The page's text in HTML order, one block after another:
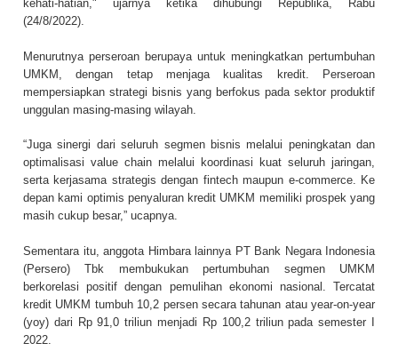
kehati-hatian," ujarnya ketika dihubungi Republika, Rabu
(24/8/2022).
Menurutnya perseroan berupaya untuk meningkatkan pertumbuhan
UMKM, dengan tetap menjaga kualitas kredit. Perseroan
mempersiapkan strategi bisnis yang berfokus pada sektor produktif
unggulan masing-masing wilayah.
“Juga sinergi dari seluruh segmen bisnis melalui peningkatan dan
optimalisasi value chain melalui koordinasi kuat seluruh jaringan,
serta kerjasama strategis dengan fintech maupun e-commerce. Ke
depan kami optimis penyaluran kredit UMKM memiliki prospek yang
masih cukup besar,” ucapnya.
Sementara itu, anggota Himbara lainnya PT Bank Negara Indonesia
(Persero) Tbk membukukan pertumbuhan segmen UMKM
berkorelasi positif dengan pemulihan ekonomi nasional. Tercatat
kredit UMKM tumbuh 10,2 persen secara tahunan atau year-on-year
(yoy) dari Rp 91,0 triliun menjadi Rp 100,2 triliun pada semester I
2022.